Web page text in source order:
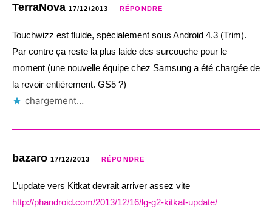
TerraNova 17/12/2013 RÉPONDRE
Touchwizz est fluide, spécialement sous Android 4.3 (Trim).
Par contre ça reste la plus laide des surcouche pour le
moment (une nouvelle équipe chez Samsung a été chargée de
la revoir entièrement. GS5 ?)
chargement…
bazaro 17/12/2013 RÉPONDRE
L’update vers Kitkat devrait arriver assez vite
http://phandroid.com/2013/12/16/lg-g2-kitkat-update/